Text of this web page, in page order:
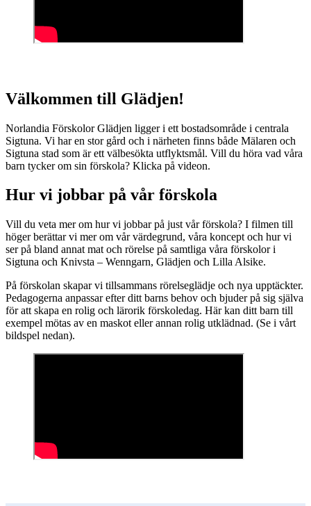
Välkommen till Glädjen!
Norlandia Förskolor Glädjen ligger i ett bostadsområde i centrala
Sigtuna. Vi har en stor gård och i närheten finns både Mälaren och
Sigtuna stad som är ett välbesökta utflyktsmål. Vill du höra vad våra
barn tycker om sin förskola? Klicka på videon.
Hur vi jobbar på vår förskola
Vill du veta mer om hur vi jobbar på just vår förskola? I filmen till
höger berättar vi mer om vår värdegrund, våra koncept och hur vi
ser på bland annat mat och rörelse på samtliga våra förskolor i
Sigtuna och Knivsta – Wenngarn, Glädjen och Lilla Alsike.
På förskolan skapar vi tillsammans rörelseglädje och nya upptäckter.
Pedagogerna anpassar efter ditt barns behov och bjuder på sig själva
för att skapa en rolig och lärorik förskoledag. Här kan ditt barn till
exempel mötas av en maskot eller annan rolig utklädnad. (Se i vårt
bildspel nedan).